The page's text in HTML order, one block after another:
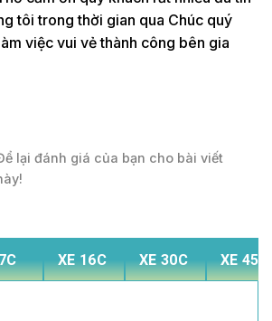
tôi trong thời gian qua Chúc quý
việc vui vẻ thành công bên gia
lại đánh giá của bạn cho bài viết
XE 16C XE 30C XE 45C